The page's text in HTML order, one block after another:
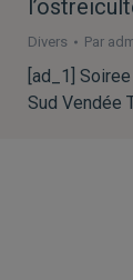
Divers Par
[ad_1]
Sud Vendée